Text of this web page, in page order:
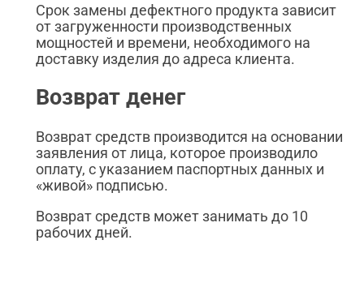
Срок замены дефектного продукта зависит
от загруженности производственных
мощностей и времени, необходимого на
доставку изделия до адреса клиента.
Возврат денег
Возврат средств производится на основании
заявления от лица, которое производило
оплату, с указанием паспортных данных и
«живой» подписью.
Возврат средств может занимать до 10
рабочих дней.